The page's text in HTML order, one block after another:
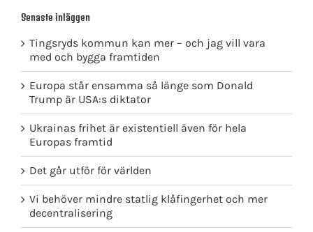
Senaste inläggen
Tingsryds kommun kan mer – och jag vill vara
med och bygga framtiden
Europa står ensamma så länge som Donald
Trump är USA:s diktator
Ukrainas frihet är existentiell även för hela
Europas framtid
Det går utför för världen
Vi behöver mindre statlig klåfingerhet och mer
decentralisering